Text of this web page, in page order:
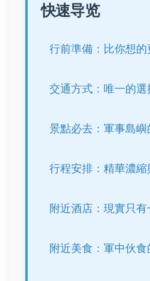
快速导览
行前準備：比你想的
交通方式：唯一的
景點必去：軍事島
行程安排：精華濃縮
附近酒店：現實只
附近美食：軍中伙